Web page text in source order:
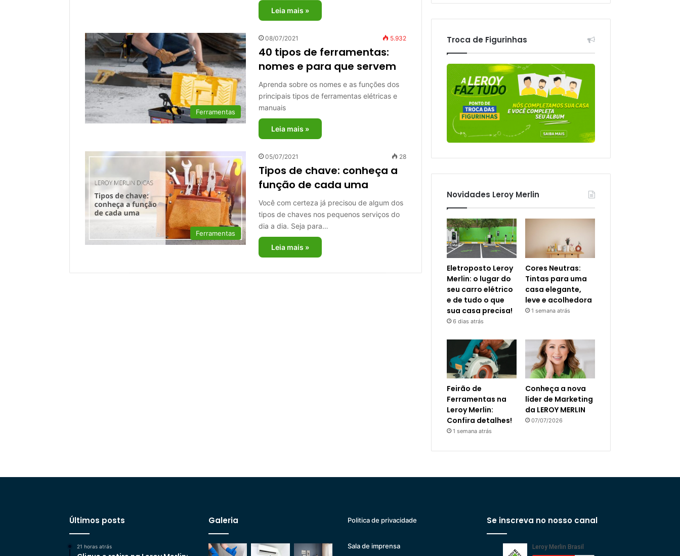
Leia mais »
Ferramentas
08/07/2021 5.932
40 tipos de ferramentas:
nomes e para que servem
Aprenda sobre os nomes e as funções dos
principais tipos de ferramentas elétricas e
manuais
Leia mais »
Ferramentas
05/07/2021 28
Tipos de chave: conheça a
função de cada uma
Você com certeza já precisou de algum dos
tipos de chaves nos pequenos serviços do
dia a dia. Seja para…
Leia mais »
Troca de Figurinhas
Novidades Leroy Merlin
Eletroposto Leroy
Merlin: o lugar do
seu carro elétrico
e de tudo o que
sua casa precisa!
6 dias atrás
Cores Neutras:
Tintas para uma
casa elegante,
leve e acolhedora
1 semana atrás
Feirão de
Ferramentas na
Leroy Merlin:
Confira detalhes!
1 semana atrás
Conheça a nova
líder de Marketing
da LEROY MERLIN
07/07/2026
Últimos posts
21 horas atrás
Galeria Politica de privacidade
Sala de imprensa
Se inscreva no nosso canal